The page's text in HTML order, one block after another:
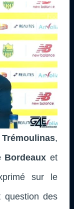
,
Bordeaux et
sur le
question des